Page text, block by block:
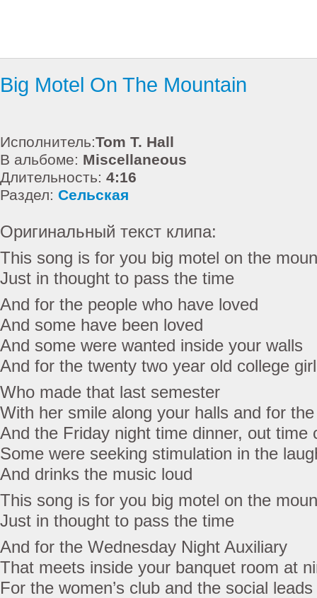
Big Motel On The Mountain
Исполнитель:Tom T. Hall
В альбоме: Miscellaneous
Длительность: 4:16
Раздел: Сельская
Оригинальный текст клипа:
This song is for you big motel on the
Just in thought to pass the time
And for the people who have loved
And some have been loved
And some were wanted inside your walls
And for the twenty two year old college girl
Who made that last semester
With her smile along your halls and for
And the Friday night time dinner, out time
Some were seeking stimulation in the
And drinks the music loud
This song is for you big motel on the
Just in thought to pass the time
And for the Wednesday Night Auxiliary
That meets inside your banquet room at
For the women’s club and the social leads